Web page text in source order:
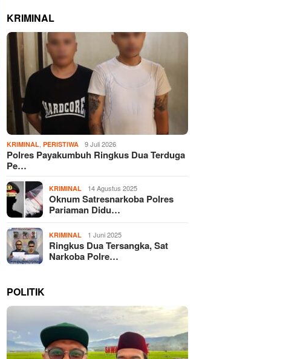
KRIMINAL
KRIMINAL ,PERISTIWA 9 Juli 2026
Polres Payakumbuh Ringkus Dua Terduga
Pe…
KRIMINAL 14 Agustus 2025
Oknum Satresnarkoba Polres
Pariaman Didu…
KRIMINAL 1 Juni 2025
Ringkus Dua Tersangka, Sat
Narkoba Polre…
POLITIK